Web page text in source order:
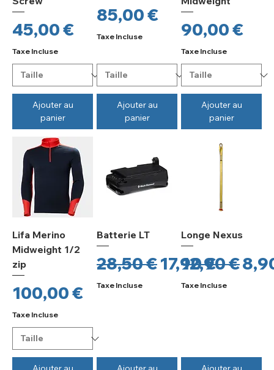
Prix
45,00 €
Taxe Incluse
Ajouter au
panier
Prix
85,00 €
Taxe Incluse
Ajouter au
panier
Prix
90,00 €
Taxe Incluse
Ajouter au
panier
Lifa Merino
Midweight 1/2
zip
Prix
100,00 €
Taxe Incluse
Batterie LT
Prix original
28,50 €Prix
17,90 €
Taxe Incluse
Longe Nexus
Prix
12,90 €
Taxe Incluse